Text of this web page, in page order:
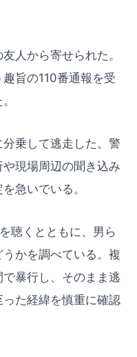
人から寄せられた。
趣旨の110番通報を受
乗して逃走した。警
現場周辺の聞き込み
急いでいる。
聴くとともに、男ら
かを調べている。複
暴行し、そのまま逃
た経緯を慎重に確認